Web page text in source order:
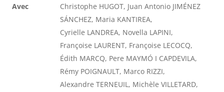
Avec
Christophe HUGOT, Juan Antonio JIMÉNEZ
SÁNCHEZ, Maria KANTIREA,
Cyrielle LANDREA, Novella LAPINI,
Françoise LAURENT, Françoise LECOCQ,
Édith MARCQ, Pere MAYMÓ I CAPDEVILA,
Rémy POIGNAULT, Marco RIZZI,
Alexandre TERNEUIL, Michèle VILLETARD,